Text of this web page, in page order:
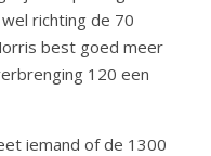
richting de 70
best goed meer
120 een
iemand of de 1300